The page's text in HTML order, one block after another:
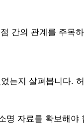
간의 관계를 주목
는지 살펴봅니다.
명 자료를 확보해야